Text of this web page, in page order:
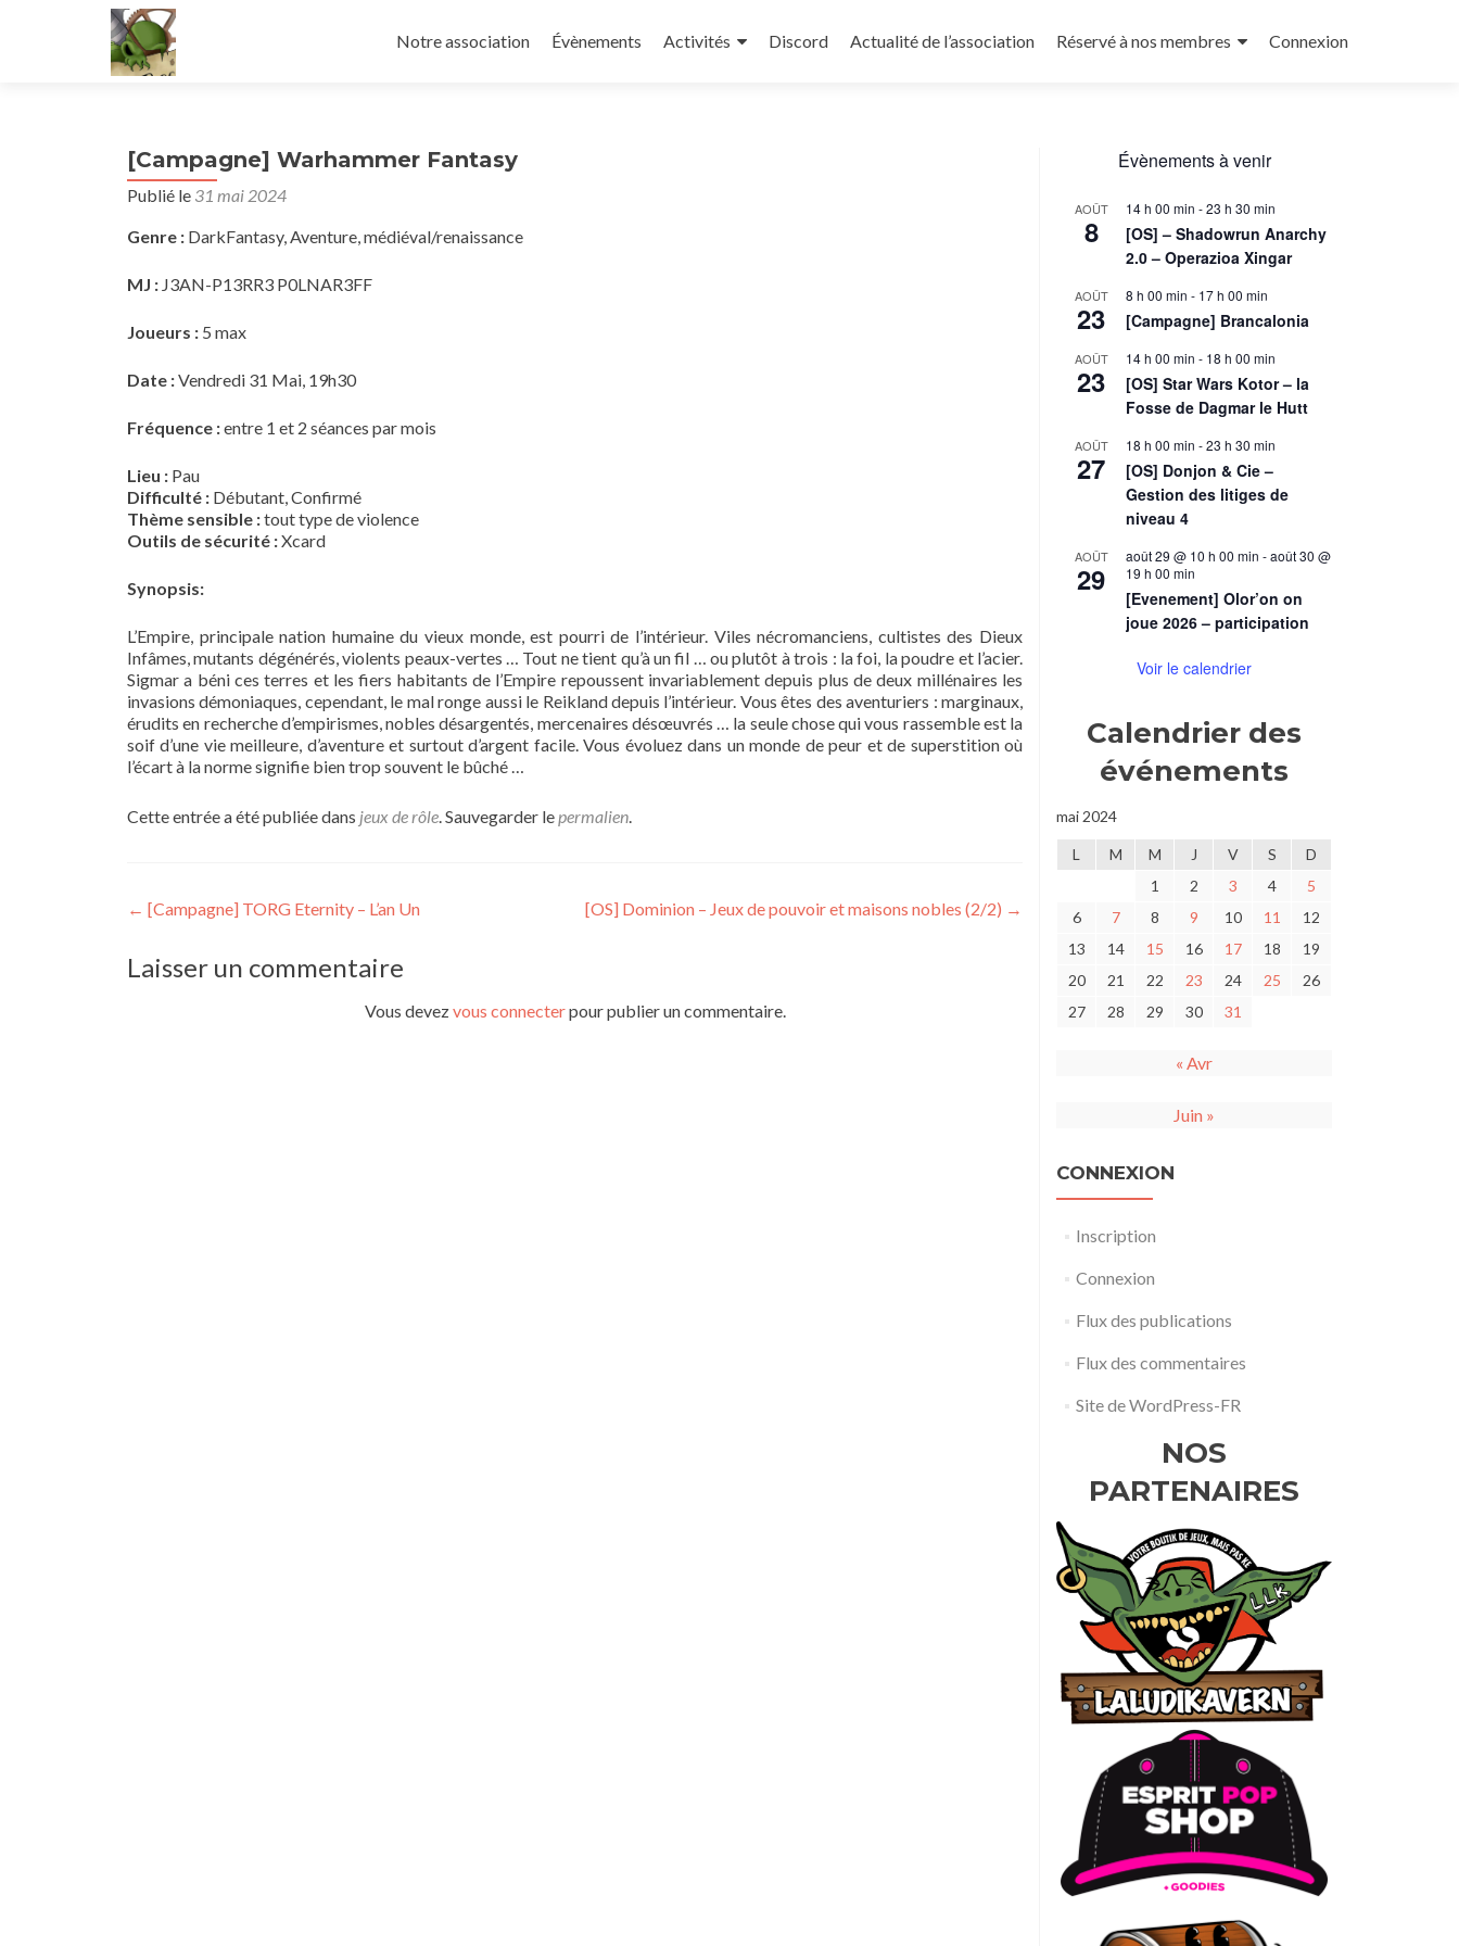
au
Notre association Évènements Activités Discord Actualité de l’association Réservé à nos membres Connexion
[Campagne] Warhammer Fantasy
Publié le 31 mai 2024
Genre : DarkFantasy, Aventure, médiéval/renaissance
MJ : J3AN-P13RR3 P0LNAR3FF
Joueurs : 5 max
Date :Vendredi 31 Mai, 19h30
Fréquence :entre 1 et 2 séances par mois
Lieu : Pau
Difficulté : Débutant, Confirmé
Thème sensible :tout type de violence
Outils de sécurité :Xcard
Synopsis:
L’Empire, principale nation humaine du vieux monde, est pourri de l’intérieur. Viles nécromanciens, cultistes des Dieux
Infâmes, mutants dégénérés, violents peaux-vertes … Tout ne tient qu’à un fil … ou plutôt à trois : la foi, la poudre et l’acier.
Sigmar a béni ces terres et les fiers habitants de l’Empire repoussent invariablement depuis plus de deux millénaires les
invasions démoniaques, cependant, le mal ronge aussi le Reikland depuis l’intérieur. Vous êtes des aventuriers : marginaux,
érudits en recherche d’empirismes, nobles désargentés, mercenaires désœuvrés … la seule chose qui vous rassemble est la
soif d’une vie meilleure, d’aventure et surtout d’argent facile. Vous évoluez dans un monde de peur et de superstition où
l’écart à la norme signifie bien trop souvent le bûché …
Cette entrée a été publiée dans jeux de rôle. Sauvegarder lepermalien.
Navigation
de
l’article
← [Campagne] TORG Eternity – L’an Un [OS] Dominion – Jeux de pouvoir et maisons nobles (2/2) →
Laisser un commentaire
Vous devezvous connecterpour publier un commentaire.
Évènements à venir
AOÛT
8
14 h 00 min -23 h 30 min
[OS] – Shadowrun Anarchy
2.0 – Operazioa Xingar
AOÛT
23
8 h 00 min - 17 h 00 min
[Campagne] Brancalonia
AOÛT
23
14 h 00 min - 18 h 00 min
[OS] Star Wars Kotor – la
Fosse de Dagmar le Hutt
AOÛT
27
18 h 00 min -23 h 30 min
[OS] Donjon & Cie –
Gestion des litiges de
niveau 4
AOÛT
29
août 29 @ 10 h 00 min -août 30 @
19 h 00 min
[Evenement] Olor’on on
joue 2026 – participation
Voir le calendrier
Calendrier des
événements
mai 2024
L M M J V S
D
1
2 3 4
5
6
7 8 9 10 11
12
13
14 15 16 17 18
19
20
21 22 23 24 25
26
27
28 29 30 31
« Avr
Juin »
CONNEXION
Inscription
Connexion
Flux des publications
Flux des commentaires
Site de WordPress-FR
NOS
PARTENAIRES